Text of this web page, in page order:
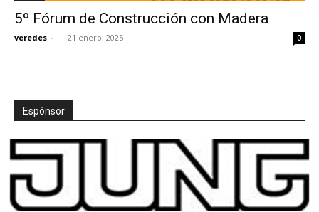
5º Fórum de Construcción con Madera
veredes - 21 enero, 2025 0
Espónsor